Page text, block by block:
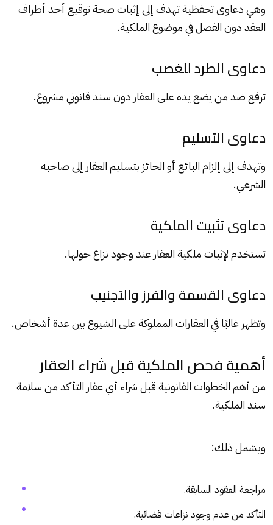
وهي دعاوى تحفظية تهدف إلى إثبات صحة توقيع أحد أطراف
العقد دون الفصل في موضوع الملكية.
دعاوى الطرد للغصب
ترفع ضد من يضع يده على العقار دون سند قانوني مشروع.
دعاوى التسليم
وتهدف إلى إلزام البائع أو الحائز بتسليم العقار إلى صاحبه
الشرعي.
دعاوى تثبيت الملكية
تستخدم لإثبات ملكية العقار عند وجود نزاع حولها.
دعاوى القسمة والفرز والتجنيب
وتظهر غالبًا في العقارات المملوكة على الشيوع بين عدة أشخاص.
أهمية فحص الملكية قبل شراء العقار
من أهم الخطوات القانونية قبل شراء أي عقار التأكد من سلامة
سند الملكية.
ويشمل ذلك:
مراجعة العقود السابقة.
التأكد من عدم وجود نزاعات قضائية.